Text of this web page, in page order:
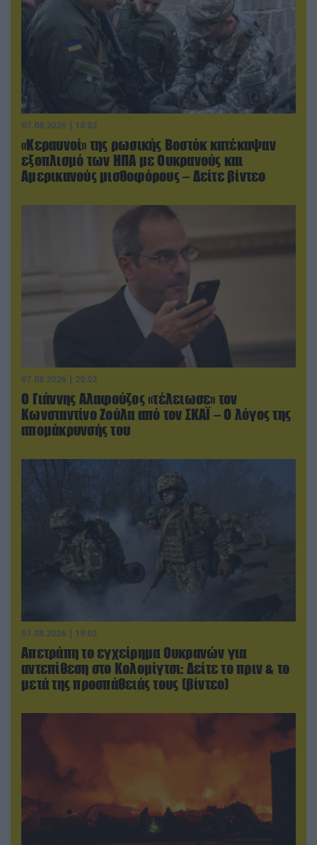
07.08.2026 | 18:02
«Κεραυνοί» της ρωσικής Βοστόκ κατέκαψαν
εξοπλισμό των ΗΠΑ με Ουκρανούς και
Αμερικανούς μισθοφόρους – Δείτε βίντεο
07.08.2026 | 20:02
Ο Γιάννης Αλαφούζος «τέλειωσε» τον
Κωνσταντίνο Ζούλα από τον ΣΚΑΪ – Ο λόγος της
απομάκρυνσής του
07.08.2026 | 19:02
Απετράπη το εγχείρημα Ουκρανών για
αντεπίθεση στο Κολομίγτσι: Δείτε το πριν & το
μετά της προσπάθειάς τους (βίντεο)